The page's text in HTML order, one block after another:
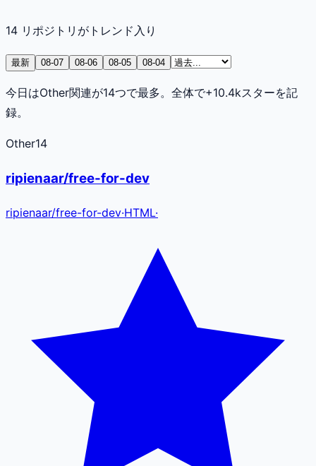
14 リポジトリがトレンド入り
最新 08-07 08-06 08-05 08-04
今日はOther関連が14つで最多。全体で+10.4kスターを記
録。
Other14
ripienaar/free-for-dev
ripienaar/free-for-dev·HTML·